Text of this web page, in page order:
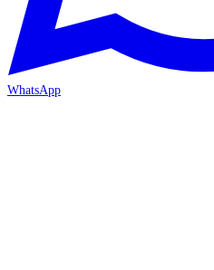
WhatsApp